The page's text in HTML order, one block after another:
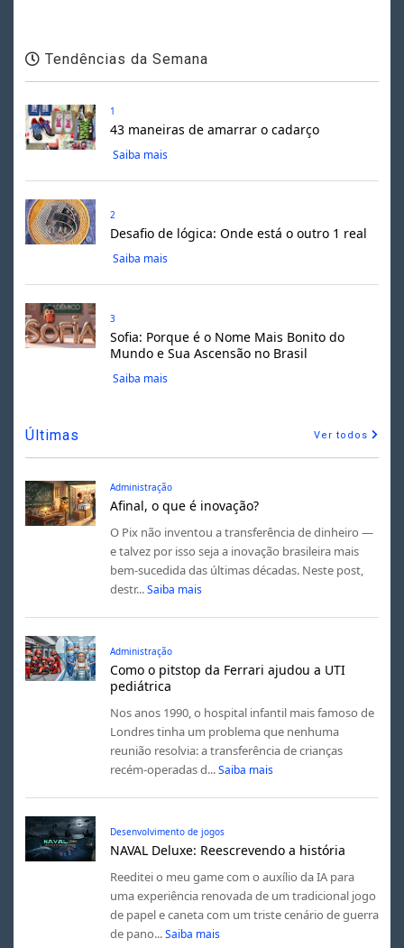
Tendências da Semana
1
43 maneiras de amarrar o cadarço
Saiba mais
2
Desafio de lógica: Onde está o outro 1 real
Saiba mais
3
Sofia: Porque é o Nome Mais Bonito do
Mundo e Sua Ascensão no Brasil
Saiba mais
Últimas Ver todos
Administração
Afinal, o que é inovação?
O Pix não inventou a transferência de dinheiro —
e talvez por isso seja a inovação brasileira mais
bem-sucedida das últimas décadas. Neste post,
destr... Saiba mais
Administração
Como o pitstop da Ferrari ajudou a UTI
pediátrica
Nos anos 1990, o hospital infantil mais famoso de
Londres tinha um problema que nenhuma
reunião resolvia: a transferência de crianças
recém-operadas d... Saiba mais
Desenvolvimento de jogos
NAVAL Deluxe: Reescrevendo a história
Reeditei o meu game com o auxílio da IA para
uma experiência renovada de um tradicional jogo
de papel e caneta com um triste cenário de guerra
de pano... Saiba mais